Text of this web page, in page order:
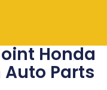
Honda
Parts